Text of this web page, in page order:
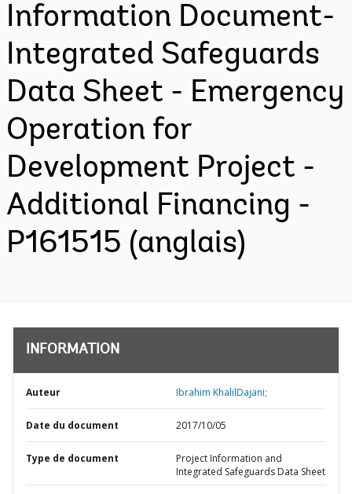
Information Document-
Integrated Safeguards
Data Sheet - Emergency
Operation for
Development Project -
Additional Financing -
P161515 (anglais)
INFORMATION
Auteur Ibrahim KhalilDajani;
Date du document 2017/10/05
Type de document
Project Information and
Integrated Safeguards Data Sheet